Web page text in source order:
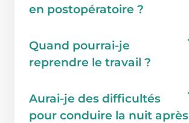
en postopératoire ?
Quand pourrai-je
reprendre le travail ?
Aurai-je des difficultés
pour conduire la nuit après